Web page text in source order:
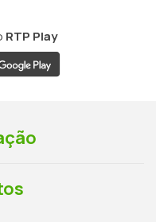
RTP Play